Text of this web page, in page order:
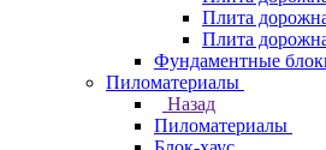
Плита
Плита
Фундаментные
Пиломатериалы
Назад
Пиломатериалы